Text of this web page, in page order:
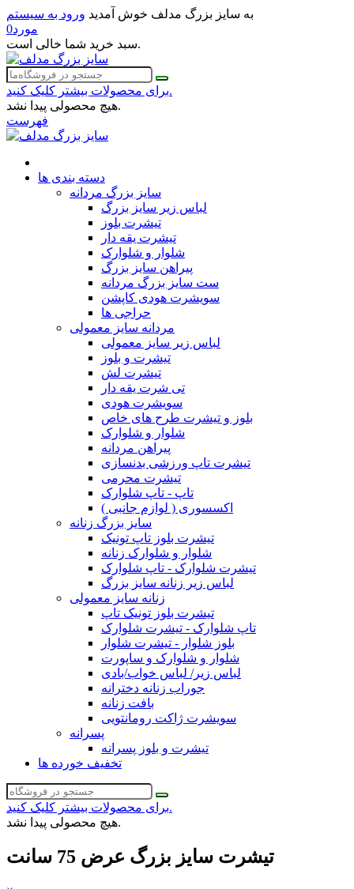
به سایز بزرگ مدلف خوش آمدید ورود به سیستم
0مورد
سبد خرید شما خالی است.
برای محصولات بیشتر کلیک کنید.
هیچ محصولی پیدا نشد.
فهرست
دسته بندی ها
سایز بزرگ مردانه
لباس زیر سایز بزرگ
تیشرت بلوز
تیشرت یقه دار
شلوار و شلوارک
پیراهن سایز بزرگ
ست سایز بزرگ مردانه
سویشرت هودی کاپشن
حراجی ها
مردانه سایز معمولی
لباس زیر سایز معمولی
تیشرت و بلوز
تیشرت لش
تی شرت یقه دار
سویشرت هودی
بلوز و تیشرت طرح های خاص
شلوار و شلوارک
پیراهن مردانه
تیشرت تاپ ورزشی بدنسازی
تیشرت محرمی
تاپ - تاپ شلوارک
اکسسوری ( لوازم جانبی )
سایز بزرگ زنانه
تیشرت بلوز تاپ تونیک
شلوار و شلوارک زنانه
تیشرت شلوارک - تاپ شلوارک
لباس زیر زنانه سایز بزرگ
زنانه سایز معمولی
تیشرت بلوز تونیک تاپ
تاپ شلوارک - تیشرت شلوارک
بلوز شلوار - تیشرت شلوار
شلوار و شلوارک و ساپورت
لباس زیر/ لباس خواب/بادی
جوراب زنانه دخترانه
بافت زنانه
سویشرت ژاکت رومانتویی
پسرانه
تیشرت و بلوز پسرانه
تخفیف خورده ها
برای محصولات بیشتر کلیک کنید.
هیچ محصولی پیدا نشد.
تیشرت سایز بزرگ عرض 75 سانت